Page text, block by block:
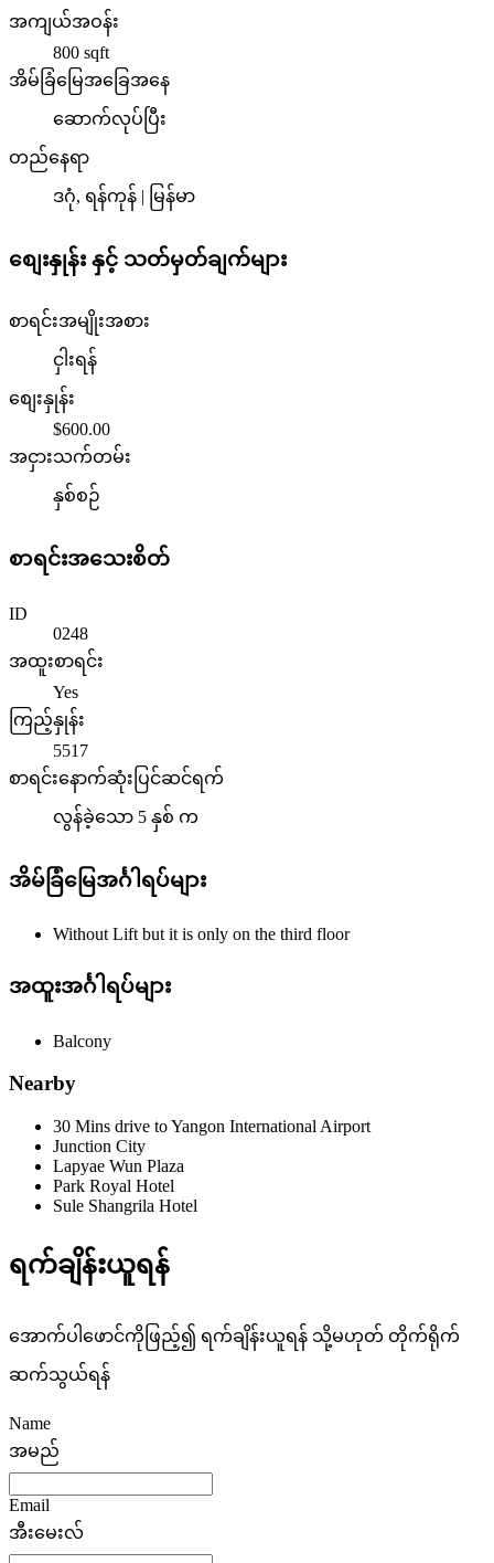
အကျယ်အဝန်း
800 sqft
အိမ်ခြံမြေအခြေအနေ
ဆောက်လုပ်ပြီး
တည်နေရာ
ဒဂုံ, ရန်ကုန် | မြန်မာ
စျေးနှုန်း နှင့် သတ်မှတ်ချက်များ
စာရင်းအမျိုးအစား
ငှါးရန်
စျေးနှုန်း
$600.00
အငှားသက်တမ်း
နှစ်စဉ်
စာရင်းအသေးစိတ်
ID
0248
အထူးစာရင်း
Yes
ကြည့်နှုန်း
5517
စာရင်းနောက်ဆုံးပြင်ဆင်ရက်
လွန်ခဲ့သော 5 နှစ် က
အိမ်ခြံမြေအင်္ဂါရပ်များ
Without Lift but it is only on the third floor
အထူးအင်္ဂါရပ်များ
Balcony
Nearby
30 Mins drive to Yangon International Airport
Junction City
Lapyae Wun Plaza
Park Royal Hotel
Sule Shangrila Hotel
ရက်ချိန်းယူရန်
အောက်ပါဖောင်ကိုဖြည့်၍ ရက်ချိန်းယူရန် သို့မဟုတ် တိုက်ရိုက်
ဆက်သွယ်ရန်
Name
အမည်
Email
အီးမေးလ်